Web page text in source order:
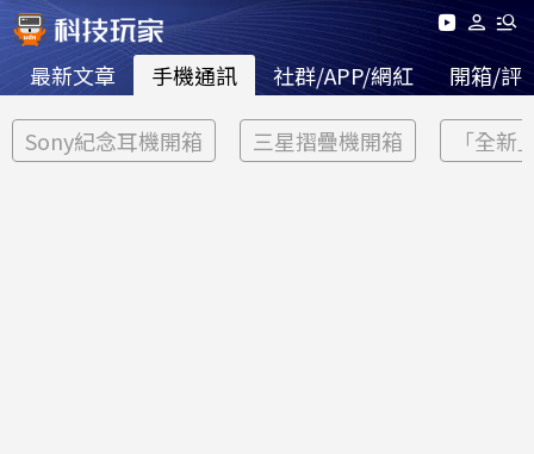
最新文章 手機通訊 社群/APP/網紅 開箱/評
Sony紀念耳機開箱 三星摺疊機開箱 「全新